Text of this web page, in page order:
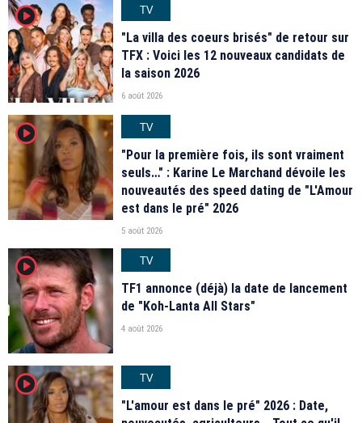
player2
TV
"La villa des coeurs brisés" de retour sur
TFX : Voici les 12 nouveaux candidats de
la saison 2026
6 août 2026
player2
TV
"Pour la première fois, ils sont vraiment
seuls…" : Karine Le Marchand dévoile les
nouveautés des speed dating de "L'Amour
est dans le pré" 2026
5 août 2026
player2
TV
TF1 annonce (déjà) la date de lancement
de "Koh-Lanta All Stars"
4 août 2026
player2
TV
"L'amour est dans le pré" 2026 : Date,